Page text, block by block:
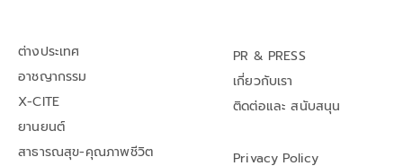
ต่างประเทศ
อาชญากรรม
X-CITE
ยานยนต์
สาธารณสุข-คุณภาพชีวิต
PR & PRESS
เกี่ยวกับเรา
ติดต่อและ สนับสนุน
Privacy Policy